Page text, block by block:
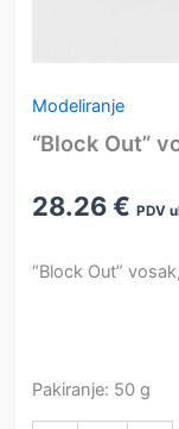
Modeliranje
“Block Out”
28.26€ PDV
“Block Out”
Pakiranje: 50 g